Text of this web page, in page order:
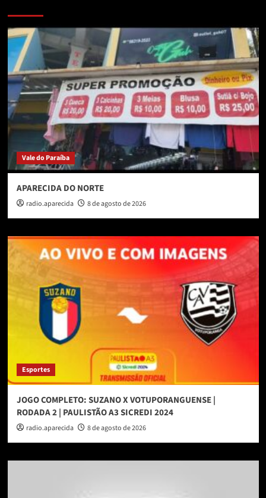
Vale do Paraíba
APARECIDA DO NORTE
radio.aparecida 8 de agosto de 2026
Esportes
JOGO COMPLETO: SUZANO X VOTUPORANGUENSE |
RODADA 2 | PAULISTÃO A3 SICREDI 2024
radio.aparecida 8 de agosto de 2026